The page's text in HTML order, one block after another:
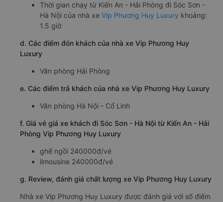
Thời gian chạy từ Kiến An - Hải Phòng đi Sóc Sơn -
Hà Nội của nhà xe Vip Phương Huy Luxury khoảng:
1.5 giờ
d. Các điểm đón khách của nhà xe Vip Phương Huy
Luxury
Văn phòng Hải Phòng
e. Các điểm trả khách của nhà xe Vip Phương Huy Luxury
Văn phòng Hà Nội - Cổ Linh
f. Giá vé giá xe khách đi Sóc Sơn - Hà Nội từ Kiến An - Hải
Phòng Vip Phương Huy Luxury
ghế ngồi 240000đ/vé
limousine 240000đ/vé
g. Review, đánh giá chất lượng xe Vip Phương Huy Luxury
Nhà xe Vip Phương Huy Luxury được đánh giá với số điểm